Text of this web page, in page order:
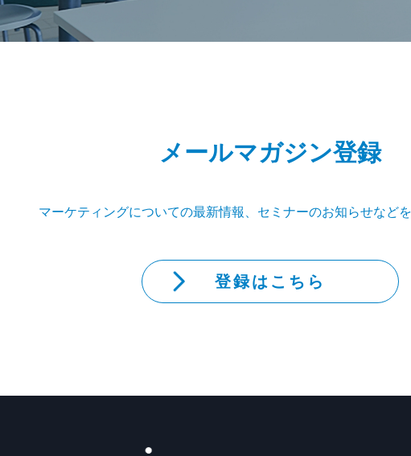
メールマガジン登録
マーケティングについての最新情報、セミナーのお知らせなどを
登録はこちら